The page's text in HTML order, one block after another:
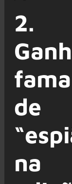
2.
fama
de
na